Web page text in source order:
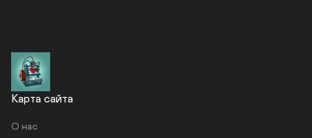
Карта сайта
О нас